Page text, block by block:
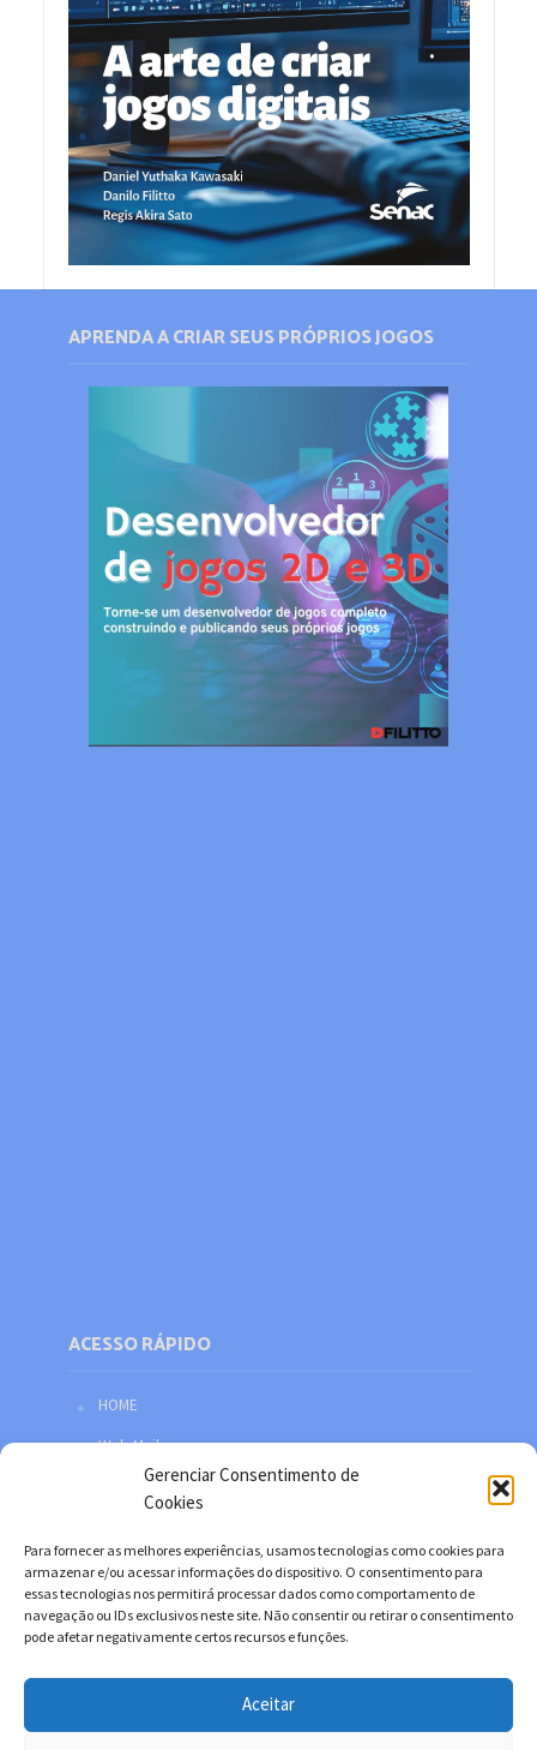
Gerenciar Consentimento de
Cookies
Para fornecer as melhores experiências, usamos tecnologias como cookies para
armazenar e/ou acessar informações do dispositivo. O consentimento para
essas tecnologias nos permitirá processar dados como comportamento de
navegação ou IDs exclusivos neste site. Não consentir ou retirar o consentimento
pode afetar negativamente certos recursos e funções.
Aceitar
APRENDA A CRIAR SEUS PRÓPRIOS JOGOS
ACESSO RÁPIDO
HOME
Web Mail
Política de privacidade
Facebook
Twitter
YouTube
Instagram